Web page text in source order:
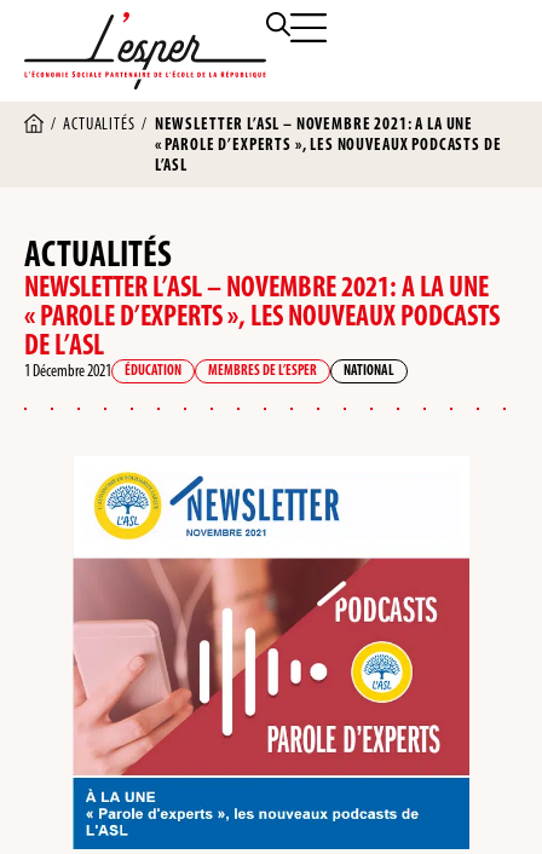
/ACTUALITÉS / NEWSLETTER L’ASL – NOVEMBRE 2021: A LA UNE
« PAROLE D’EXPERTS », LES NOUVEAUX PODCASTS DE
L’ASL
ACTUALITÉS
NEWSLETTER L’ASL – NOVEMBRE 2021: A LA UNE
« PAROLE D’EXPERTS », LES NOUVEAUX PODCASTS
DE L’ASL
1 Décembre 2021 ÉDUCATION MEMBRES DE L’ESPER NATIONAL